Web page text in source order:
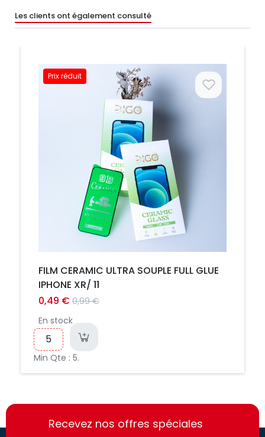
Les clients ont également consulté
Prix réduit
FILM CERAMIC ULTRA SOUPLE FULL GLUE
IPHONE XR/ 11
0,49 € 0,99 €
En stock
Min Qte : 5.
https://france-
access.fr
https://france-
access.fr
Recevez nos offres spéciales